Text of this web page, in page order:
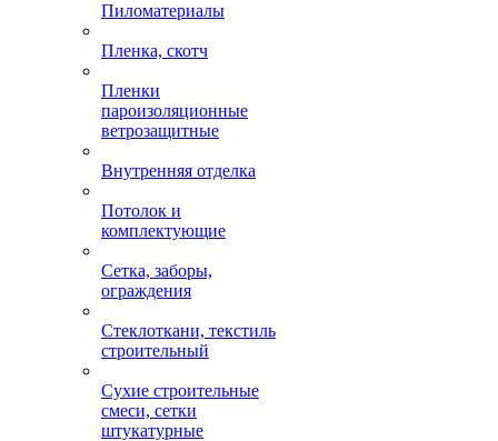
Пиломатериалы
Пленка, скотч
Пленки
пароизоляционные
ветрозащитные
Внутренняя отделка
Потолок и
комплектующие
Сетка, заборы,
ограждения
Стеклоткани, текстиль
строительный
Сухие строительные
смеси, сетки
штукатурные